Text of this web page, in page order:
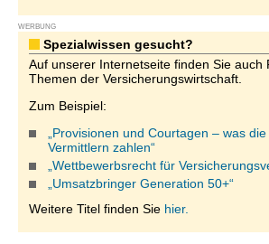
WERBUNG
Spezialwissen gesucht?
Auf unserer Internetseite finden Sie auch
Themen der Versicherungswirtschaft.
Zum Beispiel:
„Provisionen und Courtagen – was
Vermittlern zahlen“
„Wettbewerbsrecht für
„Umsatzbringer Generation 50+“
Weitere Titel finden Sie hier.